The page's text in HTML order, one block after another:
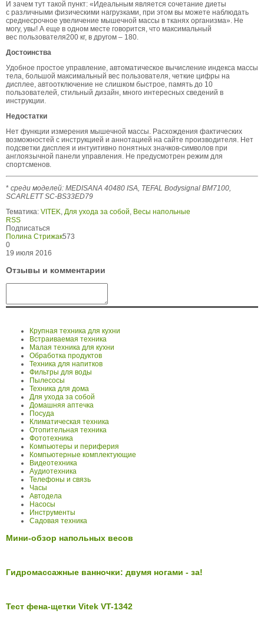
И зачем тут такой пункт: «Идеальным является сочетание диеты
с различными физическими нагрузками, при этом вы можете наблюдать
среднесрочное увеличение мышечной массы в тканях организма». Не
могу, увы! А еще в одном месте говорится, что максимальный
вес пользователя200 кг, в другом – 180.
Достоинства
Удобное простое управление, автоматическое вычисление индекса массы
тела, большой максимальный вес пользователя, четкие цифры на
дисплее, автоотключение не слишком быстрое, память до 10
пользователей, стильный дизайн, много интересных сведений в
инструкции.
Недостатки
Нет функции измерения мышечной массы. Расхождения фактических
возможностей с инструкцией и аннотацией на сайте производителя. Нет
подсветки дисплея и интуитивно понятных значков-символов при
англоязычной панели управления. Не предусмотрен режим для
спортсменов.
* среди моделей: MEDISANA 40480 ISA, TEFAL Bodysignal BM7100,
SCARLETT SC-BS33ED79
Тематика: VITEK, Для ухода за собой, Весы напольные
RSS
Подписаться
Полина Стрижак573
0
19 июля 2016
Отзывы и комментарии
Крупная техника для кухни
Встраиваемая техника
Малая техника для кухни
Обработка продуктов
Техника для напитков
Фильтры для воды
Пылесосы
Техника для дома
Для ухода за собой
Домашняя аптечка
Посуда
Климатическая техника
Отопительная техника
Фототехника
Компьютеры и периферия
Компьютерные комплектующие
Видеотехника
Аудиотехника
Телефоны и связь
Часы
Автодела
Насосы
Инструменты
Садовая техника
Мини-обзор напольных весов
Гидромассажные ванночки: двумя ногами - за!
Тест фена-щетки Vitek VT-1342